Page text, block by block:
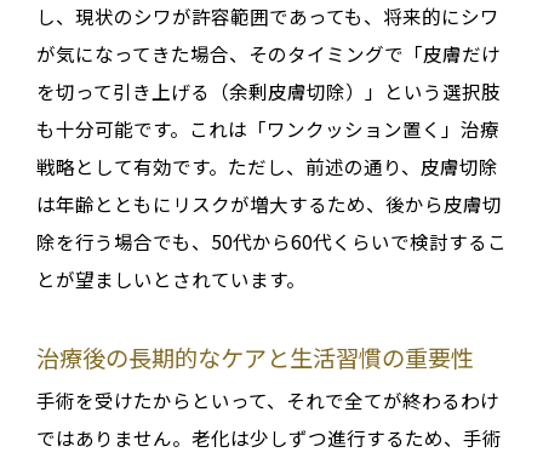
し、現状のシワが許容範囲であっても、将来的にシワ
が気になってきた場合、そのタイミングで「皮膚だけ
を切って引き上げる（余剰皮膚切除）」という選択肢
も十分可能です。これは「ワンクッション置く」治療
戦略として有効です。ただし、前述の通り、皮膚切除
は年齢とともにリスクが増大するため、 後から皮膚切
除を行う場合でも、50代から60代くらいで検討するこ
とが望ましい とされています。
治療後の長期的なケアと生活習慣の重要性
手術を受けたからといって、それで全てが終わるわけ
ではありません。老化は少しずつ進行するため、手術